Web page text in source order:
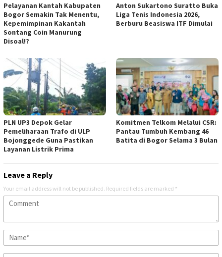
Pelayanan Kantah Kabupaten
Bogor Semakin Tak Menentu,
Kepemimpinan Kakantah
Sontang Coin Manurung
Disoal!?
Anton Sukartono Suratto Buka
Liga Tenis Indonesia 2026,
Berburu Beasiswa ITF Dimulai
PLN UP3 Depok Gelar
Pemeliharaan Trafo di ULP
Bojonggede Guna Pastikan
Layanan Listrik Prima
Komitmen Telkom Melalui CSR:
Pantau Tumbuh Kembang 46
Batita di Bogor Selama 3 Bulan
Leave a Reply
Your email address will not be published. Required fields are marked *